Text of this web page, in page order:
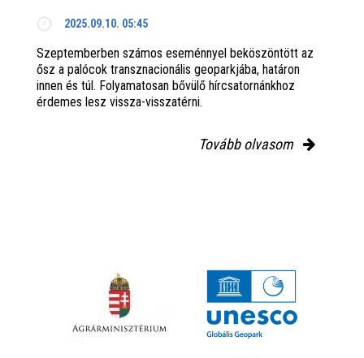
2025.09.10. 05:45
Szeptemberben számos eseménnyel beköszöntött az
ősz a palócok transznacionális geoparkjába, határon
innen és túl. Folyamatosan bővülő hírcsatornánkhoz
érdemes lesz vissza-visszatérni.
Tovább olvasom